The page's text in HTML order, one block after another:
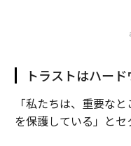
トラストはハー
「私たちは、重要な
を保護している」とセ